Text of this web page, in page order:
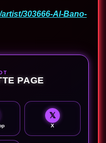
303666-Al-Bano-
PAGE
𝕏
X